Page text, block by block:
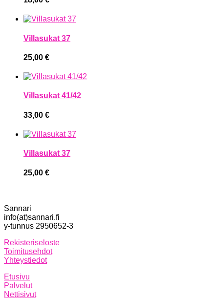
Villasukat 37
25,00 €
Villasukat 41/42
33,00 €
Villasukat 37
25,00 €
Sannari
info(at)sannari.fi
y-tunnus 2950652-3
Rekisteriseloste
Toimitusehdot
Yhteystiedot
Etusivu
Palvelut
Nettisivut